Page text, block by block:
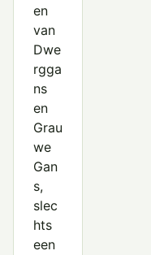
en
van
Dwe
rgga
ns
en
Grau
we
Gan
s,
slec
hts
een